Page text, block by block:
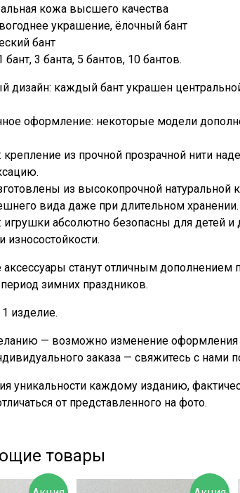
кожа высшего качества
украшение, ёлочный бант
бант
3 банта, 5 бантов, 10 бантов.
дизайн: каждый бант украшен
оформление: некоторые модели
крепление из прочной прозрачной нити
из высокопрочной
вида даже при длительном хранении.
игрушки абсолютно безопасны для детей
станут отличным
зимних праздников.
1 изделие.
— возможно изменение оформления
заказа — свяжитесь с нами
уникальности каждому изданию,
от представленного на фото.
товары